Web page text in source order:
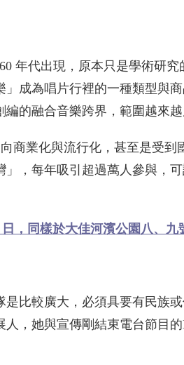
年代出現，原本只是學術研
成為唱片行裡的一種類型與
的融合音樂跨界，範圍越來越
商業化與流行化，甚至是受到
，每年吸引超過萬人參與，
，同樣於大佳河濱公園八、九
是比較廣大，必須具要有民族
，她與宣傳剛結束電台節目